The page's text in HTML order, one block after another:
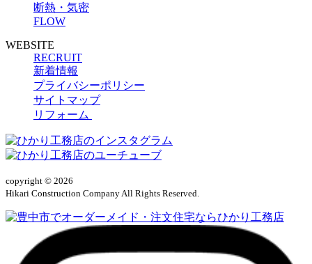
断熱・気密
FLOW
WEBSITE
RECRUIT
新着情報
プライバシーポリシー
サイトマップ
リフォーム
copyright © 2026
Hikari Construction Company All Rights Reserved.